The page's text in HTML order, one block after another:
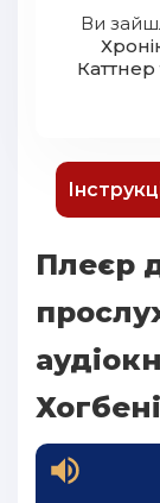
Ви
Плеєр